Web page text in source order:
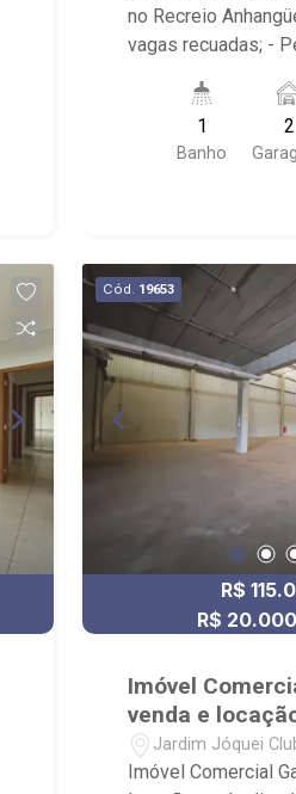
no Recreio
vagas recuadas; -
próximo ao Novo
Castelo Branco e
1
Banho
2
Cód. 19653
R$
R$
Imóvel
venda e
Jóquei Clube
Jardim Jóquei
Preto/SP
Imóvel Comercial